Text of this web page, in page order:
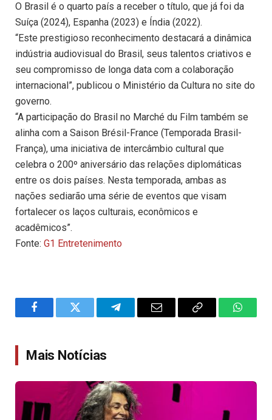
O Brasil é o quarto país a receber o título, que já foi da
Suíça (2024), Espanha (2023) e Índia (2022).
“Este prestigioso reconhecimento destacará a dinâmica
indústria audiovisual do Brasil, seus talentos criativos e
seu compromisso de longa data com a colaboração
internacional”, publicou o Ministério da Cultura no site do
governo.
“A participação do Brasil no Marché du Film também se
alinha com a Saison Brésil-France (Temporada Brasil-
França), uma iniciativa de intercâmbio cultural que
celebra o 200º aniversário das relações diplomáticas
entre os dois países. Nesta temporada, ambas as
nações sediarão uma série de eventos que visam
fortalecer os laços culturais, econômicos e
acadêmicos”.
Fonte: G1 Entretenimento
FacebookTwitter TelegramEmail
Copy
Mais Notícias